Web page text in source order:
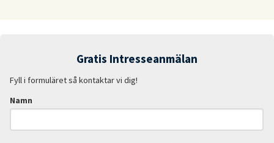
Gratis Intresseanmälan
Fyll i formuläret så kontaktar vi dig!
Namn